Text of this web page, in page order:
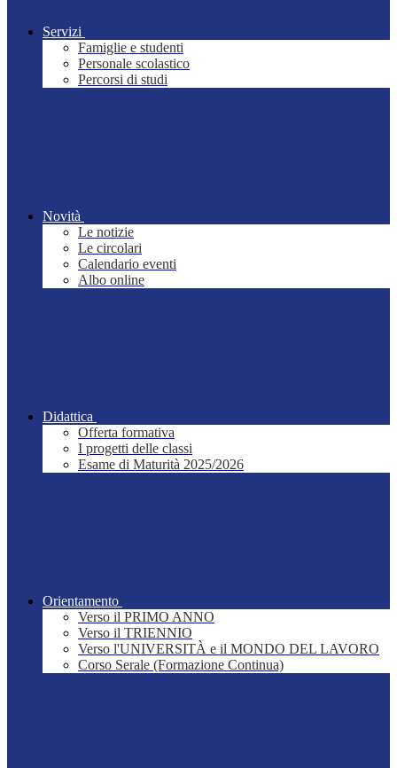
Servizi
Famiglie e studenti
Personale scolastico
Percorsi di studi
Novità
Le notizie
Le circolari
Calendario eventi
Albo online
Didattica
Offerta formativa
I progetti delle classi
Esame di Maturità 2025/2026
Orientamento
Verso il PRIMO ANNO
Verso il TRIENNIO
Verso l'UNIVERSITÀ e il MONDO DEL LAVORO
Corso Serale (Formazione Continua)